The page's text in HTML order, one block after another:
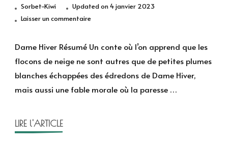
Sorbet-Kiwi Updated on4 janvier 2023
Laisser un commentairesur
Hiver
Frères
Grimm
et
Dame Hiver Résumé Un conte où l’on apprend que les
flocons de neige ne sont autres que de petites plumes
blanches échappées des édredons de Dame Hiver,
mais aussi une fable morale où la paresse …
LIRE l'ARTICLE